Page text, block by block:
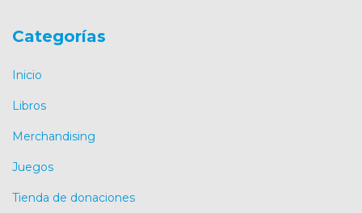
Categorías
Inicio
Libros
Merchandising
Juegos
Tienda de donaciones